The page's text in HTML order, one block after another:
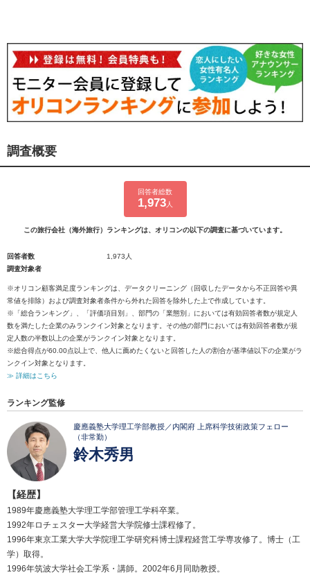
調査概要
回答者総数
1,973人
この旅行会社（海外旅行）ランキングは、オリコンの以下の調査に基づいています。
回答者数
1,973人
調査対象者
※オリコン顧客満足度ランキングは、データクリーニング（回収したデータから不正回答や異
常値を排除）および調査対象者条件から外れた回答を除外した上で作成しています。
※「総合ランキング」、「評価項目別」、部門の「業態別」においては有効回答者数が規定人
数を満たした企業のみランクイン対象となります。その他の部門においては有効回答者数が規
定人数の半数以上の企業がランクイン対象となります。
※総合得点が60.00点以上で、他人に薦めたくないと回答した人の割合が基準値以下の企業がラ
ンクイン対象となります。
≫ 詳細はこちら
ランキング監修
慶應義塾大学理工学部教授／内閣府 上席科学技術政策フェロー
（非常勤）
鈴木秀男
【経歴】
1989年慶應義塾大学理工学部管理工学科卒業。
1992年ロチェスター大学経営大学院修士課程修了。
1996年東京工業大学大学院理工学研究科博士課程経営工学専攻修了。博士（工
学）取得。
1996年筑波大学社会工学系・講師。2002年6月同助教授。